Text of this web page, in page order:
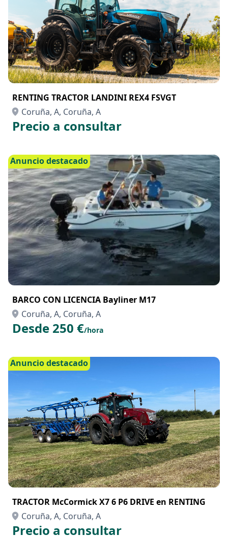
RENTING TRACTOR LANDINI REX4 FSVGT
Coruña, A, Coruña, A
Precio a consultar
Anuncio destacado
BARCO CON LICENCIA Bayliner M17
Coruña, A, Coruña, A
Desde 250 €/hora
Anuncio destacado
TRACTOR McCormick X7 6 P6 DRIVE en RENTING
Coruña, A, Coruña, A
Precio a consultar